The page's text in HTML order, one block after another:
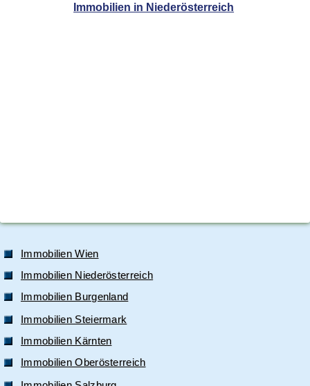
Immobilien in Niederösterreich
Immobilien Wien
Immobilien Niederösterreich
Immobilien Burgenland
Immobilien Steiermark
Immobilien Kärnten
Immobilien Oberösterreich